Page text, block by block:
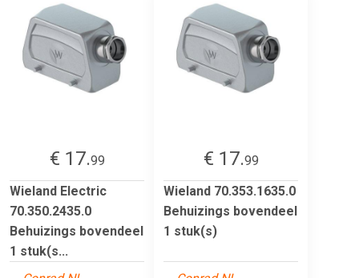
€ 17.99
Wieland Electric
70.350.2435.0
Behuizings bovendeel
1 stuk(s...
€ 17.99
Wieland 70.353.1635.0
Behuizings bovendeel
1 stuk(s)